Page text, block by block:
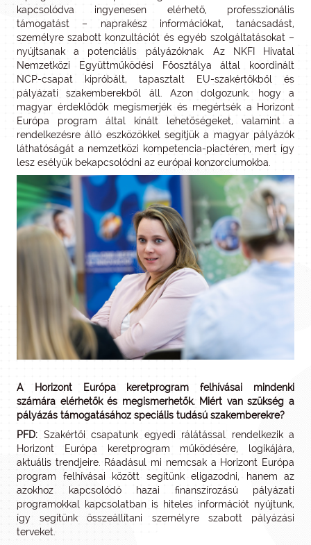
kapcsolódva ingyenesen elérhető, professzionális
támogatást – naprakész információkat, tanácsadást,
személyre szabott konzultációt és egyéb szolgáltatásokat –
nyújtsanak a potenciális pályázóknak. Az NKFI Hivatal
Nemzetközi Együttműködési Főosztálya által koordinált
NCP-csapat kipróbált, tapasztalt EU-szakértőkből és
pályázati szakemberekből áll. Azon dolgozunk, hogy a
magyar érdeklődők megismerjék és megértsék a Horizont
Európa program által kínált lehetőségeket, valamint a
rendelkezésre álló eszközökkel segítjük a magyar pályázók
láthatóságát a nemzetközi kompetencia-piactéren, mert így
lesz esélyük bekapcsolódni az európai konzorciumokba.
A Horizont Európa keretprogram felhívásai mindenki
számára elérhetők és megismerhetők. Miért van szükség a
pályázás támogatásához speciális tudású szakemberekre?
PFD: Szakértői csapatunk egyedi rálátással rendelkezik a
Horizont Európa keretprogram működésére, logikájára,
aktuális trendjeire. Ráadásul mi nemcsak a Horizont Európa
program felhívásai között segítünk eligazodni, hanem az
azokhoz kapcsolódó hazai finanszírozású pályázati
programokkal kapcsolatban is hiteles információt nyújtunk,
így segítünk összeállítani személyre szabott pályázási
terveket.